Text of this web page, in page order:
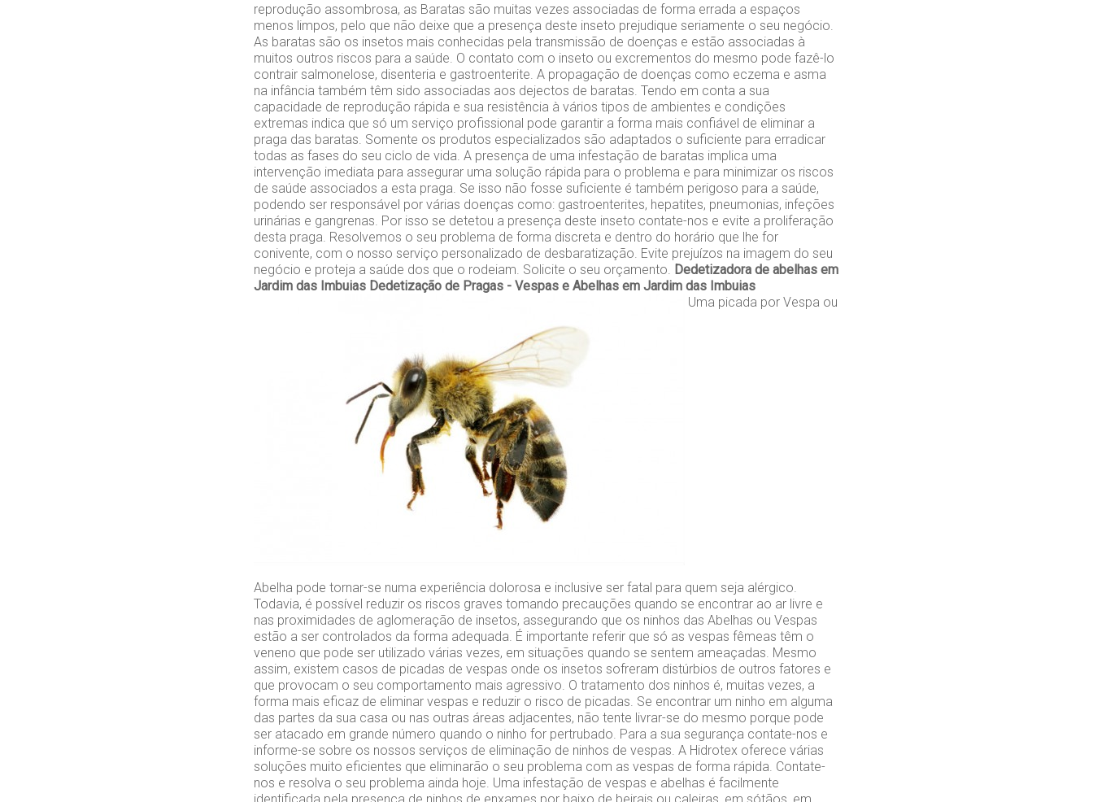
reprodução assombrosa, as Baratas são muitas vezes associadas de forma errada a espaços
menos limpos, pelo que não deixe que a presença deste inseto prejudique seriamente o seu negócio.
As baratas são os insetos mais conhecidas pela transmissão de doenças e estão associadas à
muitos outros riscos para a saúde. O contato com o inseto ou excrementos do mesmo pode fazê-lo
contrair salmonelose, disenteria e gastroenterite. A propagação de doenças como eczema e asma
na infância também têm sido associadas aos dejectos de baratas. Tendo em conta a sua
capacidade de reprodução rápida e sua resistência à vários tipos de ambientes e condições
extremas indica que só um serviço profissional pode garantir a forma mais confiável de eliminar a
praga das baratas. Somente os produtos especializados são adaptados o suficiente para erradicar
todas as fases do seu ciclo de vida. A presença de uma infestação de baratas implica uma
intervenção imediata para assegurar uma solução rápida para o problema e para minimizar os riscos
de saúde associados a esta praga. Se isso não fosse suficiente é também perigoso para a saúde,
podendo ser responsável por várias doenças como: gastroenterites, hepatites, pneumonias, infeções
urinárias e gangrenas. Por isso se detetou a presença deste inseto contate-nos e evite a proliferação
desta praga. Resolvemos o seu problema de forma discreta e dentro do horário que lhe for
conivente, com o nosso serviço personalizado de desbaratização. Evite prejuízos na imagem do seu
negócio e proteja a saúde dos que o rodeiam. Solicite o seu orçamento.
Dedetizadora de abelhas em
Jardim das Imbuias Dedetização de Pragas - Vespas e Abelhas em Jardim das Imbuias
Uma picada por Vespa ou
Abelha pode tornar-se numa experiência dolorosa e inclusive ser fatal para quem seja alérgico.
Todavia, é possível reduzir os riscos graves tomando precauções quando se encontrar ao ar livre e
nas proximidades de aglomeração de insetos, assegurando que os ninhos das Abelhas ou Vespas
estão a ser controlados da forma adequada. É importante referir que só as vespas fêmeas têm o
veneno que pode ser utilizado várias vezes, em situações quando se sentem ameaçadas. Mesmo
assim, existem casos de picadas de vespas onde os insetos sofreram distúrbios de outros fatores e
que provocam o seu comportamento mais agressivo. O tratamento dos ninhos é, muitas vezes, a
forma mais eficaz de eliminar vespas e reduzir o risco de picadas. Se encontrar um ninho em alguma
das partes da sua casa ou nas outras áreas adjacentes, não tente livrar-se do mesmo porque pode
ser atacado em grande número quando o ninho for pertrubado. Para a sua segurança contate-nos e
informe-se sobre os nossos serviços de eliminação de ninhos de vespas. A Hidrotex oferece várias
soluções muito eficientes que eliminarão o seu problema com as vespas de forma rápida. Contate-
nos e resolva o seu problema ainda hoje. Uma infestação de vespas e abelhas é facilmente
identificada pela presença de ninhos de enxames por baixo de beirais ou caleiras, em sótãos, em